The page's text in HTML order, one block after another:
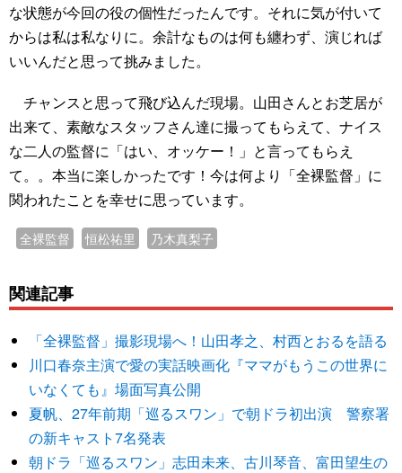
な状態が今回の役の個性だったんです。それに気が付いて
からは私は私なりに。余計なものは何も纏わず、演じれば
いいんだと思って挑みました。
チャンスと思って飛び込んだ現場。山田さんとお芝居が
出来て、素敵なスタッフさん達に撮ってもらえて、ナイス
な二人の監督に「はい、オッケー！」と言ってもらえ
て。。本当に楽しかったです！今は何より「全裸監督」に
関われたことを幸せに思っています。
全裸監督 恒松祐里 乃木真梨子
関連記事
「全裸監督」撮影現場へ！山田孝之、村西とおるを語る
川口春奈主演で愛の実話映画化『ママがもうこの世界に
いなくても』場面写真公開
夏帆、27年前期「巡るスワン」で朝ドラ初出演 警察署
の新キャスト7名発表
朝ドラ「巡るスワン」志田未来、古川琴音、富田望生の